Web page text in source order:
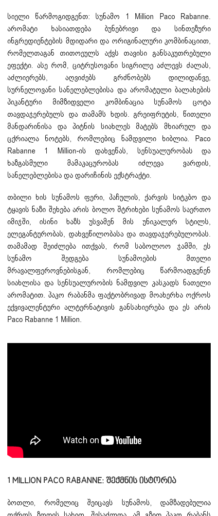
სიელი წარმოგიდგენთ: სუნამო 1 Million Paco Rabanne.
არომატი ხასიათდება ბუნებრივი და სინთეზური
ინგრედიენტების მდიდარი და ორიგინალური კომბინაციით,
რომელთაგან თითოეულს აქვს თავისი განსაკუთრებული
ეფექტი. ასე რომ, ციტრუსოვანი სიგრილე აძლევს ძალას,
აძლიერებს, აღვიძებს გრძნობებს დილიდანვე,
სურნელოვანი სანელებლებისა და არომატული ბალახების
პიკანტური მიმზიდველი კომბინაცია სუნამოს ცოტა
თავდაჯერებულს და თამამს ხდის. გრეიფრუტის, წითელი
მანდარინისა და პიტნის სიახლეს მატებს მხიარულ და
ცქრიალა ნოტებს, რომლებიც ნამდვილი ხიბლია. Paco
Rabanne 1 Million-ის დახვეწას, სენსუალურობას და
ხაზგასმული მამაკაცურობას იძლევა ვარდის,
სანელებლებისა და დარიჩინის ექსტრაქტი.
თბილი ხის სუნამოს ფერი, პაჩულის, ქარვის სიტკბო და
ტყავის ნაზი შეხება არის ბოლო შტრიხები სუნამოს საერთო
იმიჯში, ისინი ხაზს უსვამენ მის უნიკალურ სტილს,
ელეგანტურობას, დახვეწილობასა და თავდაჯერებულობას.
თამამად შეიძლება ითქვას, რომ საბოლოო ჯამში, ეს
სუნამო შედგება სუნამოების მთელი
მრავალფეროვნებისგან, რომლებიც წარმოადგენენ
სიახლისა და სენსუალურობის ნამდვილ კასკადს ნათელი
არომატით. პაკო რაბანმა ფაქტობრივად მოახერხა ოქროს
ექვივალენტური ალტერნატივის განსახიერება და ეს არის
Paco Rabanne 1 Million.
1 MILLION PACO RABANNE: Შექმნის Ისტორია
ბოთლი, რომელიც შეიცავს სუნამოს, დამზადებულია